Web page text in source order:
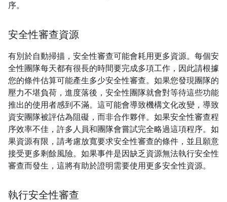
序。
安全性審查資源
有別於自動掃描，安全性審查可能會耗用更多資源。每個安
全性團隊每天都有很長的時間要完成多項工作，因此請根據
您的條件估算可能產生多少安全性審查。如果您發現團隊的
壓力不堪負荷，進度落後，安全性團隊就會對等待這些功能
推出的使用者感到不滿。這可能會導致機構文化改變，導致
資安團隊被評估為阻礙，而非合作夥伴。如果安全性審查程
序效率不佳，許多人員和團隊會嘗試完全略過這項程序。如
果資源有限，請考慮放寬要求安全性審查的條件，並且願意
接受更多剩餘風險。如果事件是因缺乏資源無法執行安全性
審查而發生，這將有助於證明需要使用更多安全性資源。
執行安全性審查